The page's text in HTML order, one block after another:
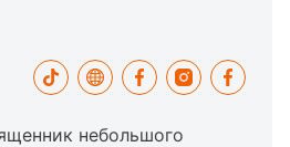
небольшого